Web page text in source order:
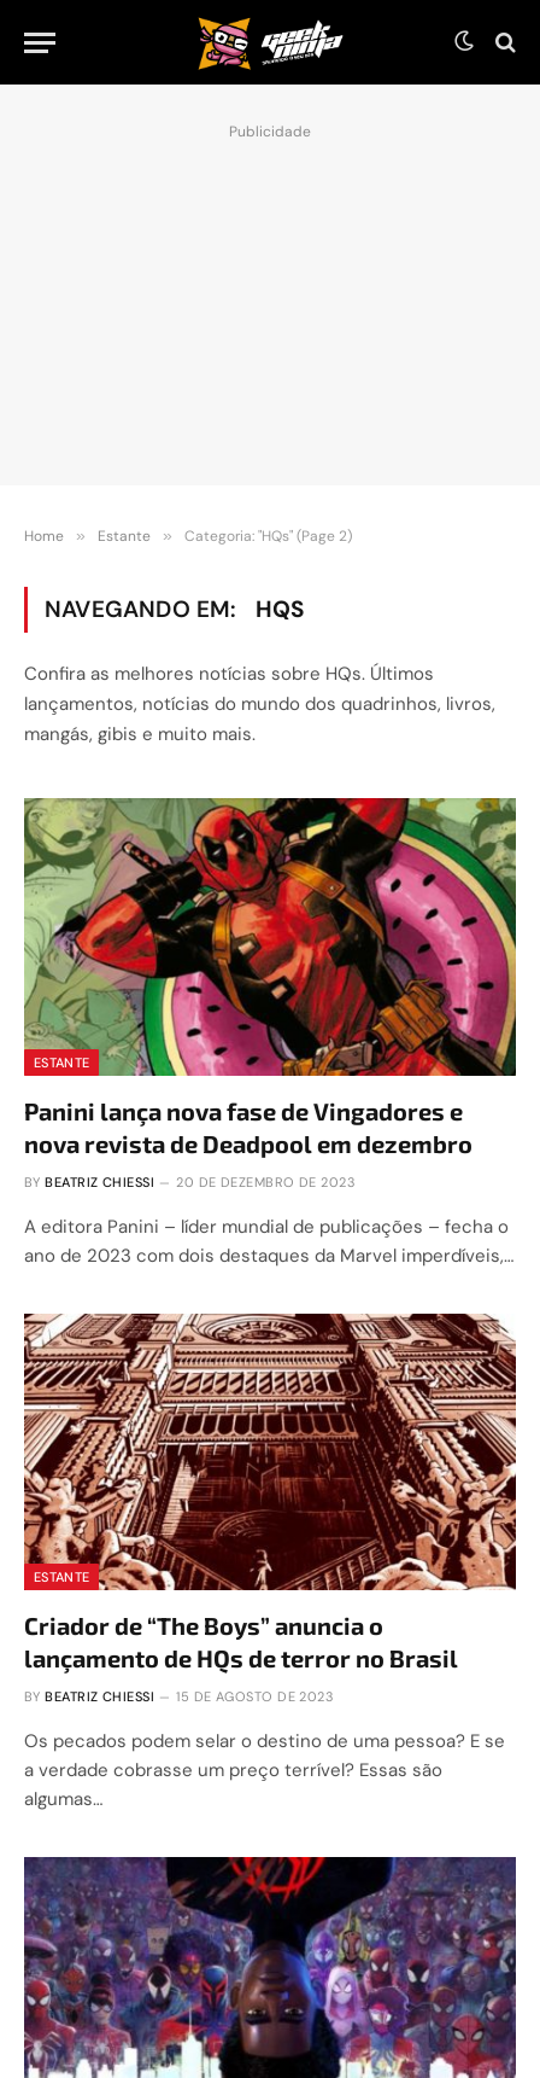
Publicidade
Home » Estante » Categoria: "HQs" (Page 2)
NAVEGANDO EM: HQS
Confira as melhores notícias sobre HQs. Últimos
lançamentos, notícias do mundo dos quadrinhos, livros,
mangás, gibis e muito mais.
ESTANTE
Panini lança nova fase de Vingadores e
nova revista de Deadpool em dezembro
BY BEATRIZ CHIESSI 20 DE DEZEMBRO DE 2023
A editora Panini – líder mundial de publicações – fecha o
ano de 2023 com dois destaques da Marvel imperdíveis,…
ESTANTE
Criador de “The Boys” anuncia o
lançamento de HQs de terror no Brasil
BY BEATRIZ CHIESSI 15 DE AGOSTO DE 2023
Os pecados podem selar o destino de uma pessoa? E se
a verdade cobrasse um preço terrível? Essas são
algumas…